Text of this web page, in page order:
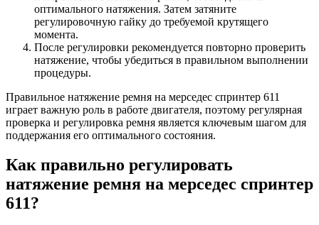
оптимального натяжения. Затем затяните
регулировочную гайку до требуемой крутящего
момента.
После регулировки рекомендуется повторно проверить
натяжение, чтобы убедиться в правильном выполнении
процедуры.
Правильное натяжение ремня на мерседес спринтер 611
играет важную роль в работе двигателя, поэтому регулярная
проверка и регулировка ремня является ключевым шагом для
поддержания его оптимального состояния.
Как правильно регулировать
натяжение ремня на мерседес спринтер
611?